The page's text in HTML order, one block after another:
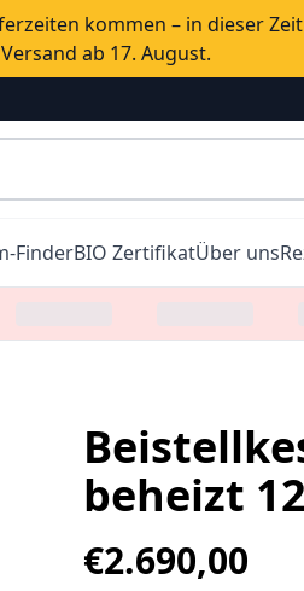
kommen – in dieser
ab 17. August.
FinderBIO ZertifikatÜber uns
beheizt
€2.690,00